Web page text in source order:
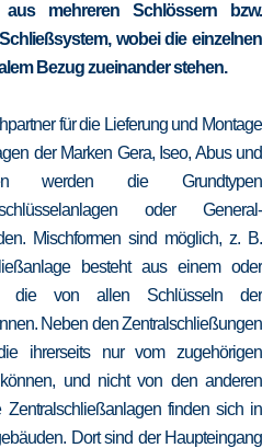
mehreren Schlössern bzw.
wobei die einzelnen
Bezug zueinander stehen.
für die Lieferung und Montage
der Marken Gera, Iseo, Abus und
werden die Grundtypen
oder General-
Mischformen sind möglich, z. B.
besteht aus einem oder
die von allen Schlüsseln der
Neben den Zentralschließungen
ihrerseits nur vom zugehörigen
und nicht von den anderen
finden sich in
Dort sind der Haupteingang